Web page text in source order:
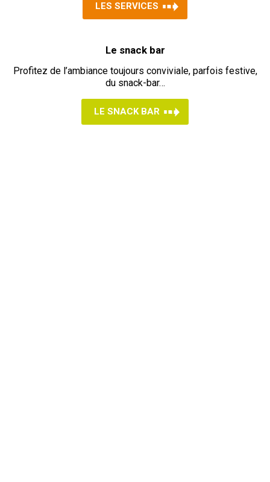
LES SERVICES
Le snack bar
Profitez de l’ambiance toujours conviviale, parfois festive,
du snack-bar…
LE SNACK BAR